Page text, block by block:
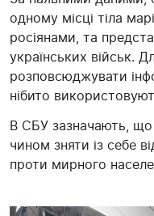
одному місці тіла
росіянами, та
українських військ.
розповсюджувати
нібито
В СБУ зазначають,
чином зняти із себе
проти мирного